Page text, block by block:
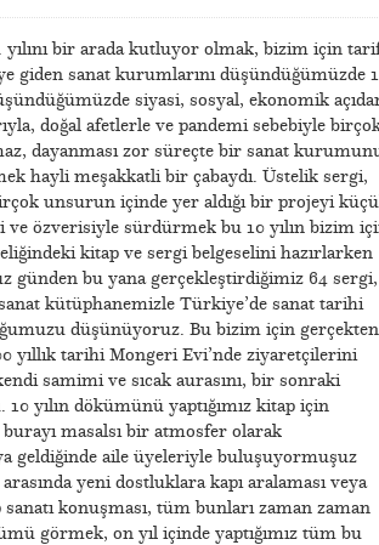
bir arada kutluyor olmak, bizim için
giden sanat kurumlarını düşündüğümüzde
siyasi, sosyal, ekonomik
doğal afetlerle ve pandemi sebebiyle
dayanması zor süreçte bir sanat
hayli meşakkatli bir çabaydı. Üstelik sergi,
unsurun içinde yer aldığı bir projeyi
ve özverisiyle sürdürmek bu 10 yılın bizim
kitap ve sergi belgeselini hazırlarken
günden bu yana gerçekleştirdiğimiz 64 sergi,
sanat kütüphanemizle Türkiye’de sanat tarihi
düşünüyoruz. Bu bizim için gerçekten
yıllık tarihi Mongeri Evi’nde ziyaretçilerini
samimi ve sıcak aurasını, bir sonraki
yılın dökümünü yaptığımız kitap için
burayı masalsı bir atmosfer olarak
geldiğinde aile üyeleriyle buluşuyormuşuz
yeni dostluklara kapı aralaması veya
konuşması, tüm bunları zaman zaman
görmek, on yıl içinde yaptığımız tüm bu